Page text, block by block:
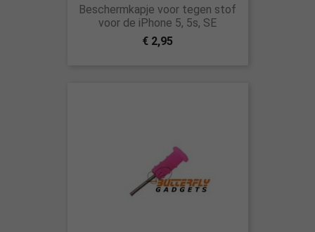
Beschermkapje voor tegen stof
voor de iPhone 5, 5s, SE
€ 2,95